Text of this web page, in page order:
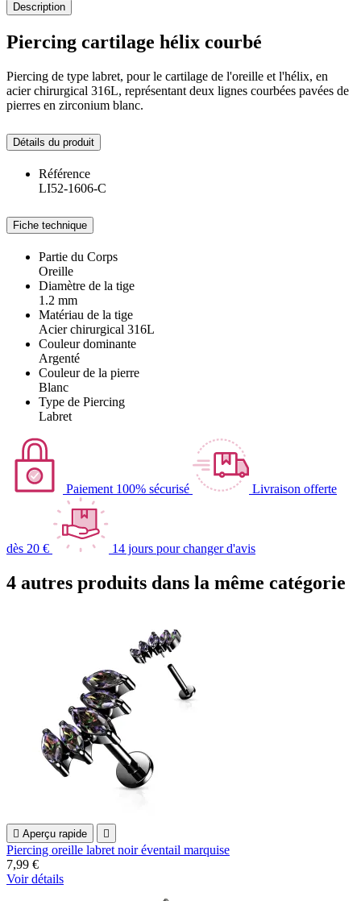
Description
Piercing cartilage hélix courbé
Piercing de type labret, pour le cartilage de l'oreille et l'hélix, en
acier chirurgical 316L, représentant deux lignes courbées pavées de
pierres en zirconium blanc.
Détails du produit
Référence
LI52-1606-C
Fiche technique
Partie du Corps
Oreille
Diamètre de la tige
1.2 mm
Matériau de la tige
Acier chirurgical 316L
Couleur dominante
Argenté
Couleur de la pierre
Blanc
Type de Piercing
Labret
Paiement 100% sécurisé Livraison offerte
dès 20 € 14 jours pour changer d'avis
4 autres produits dans la même catégorie
 Aperçu rapide 
Piercing oreille labret noir éventail marquise
7,99 €
Voir détails